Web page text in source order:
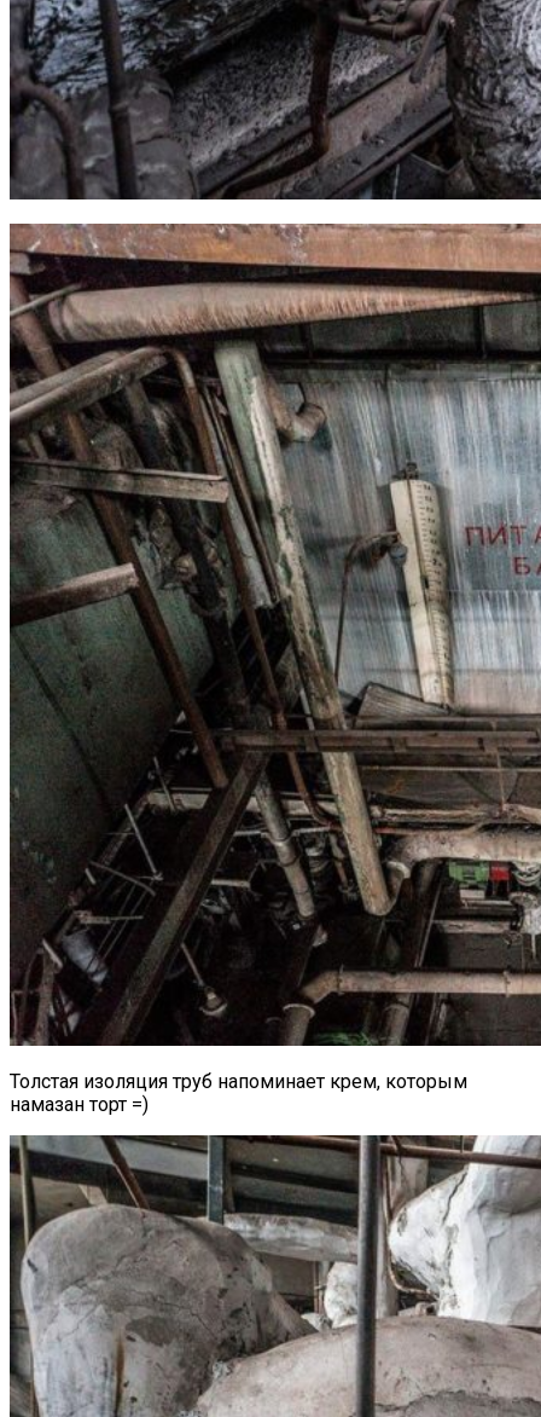
Толстая изоляция труб напоминает крем, которым
намазан торт =)